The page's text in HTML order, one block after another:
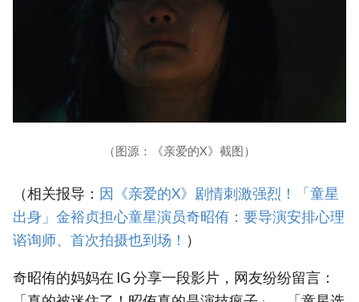
（图源：《亲爱的X》截图）
（相关报导： 因《亲爱的X》剧情刺激强烈！「童星
出身」金裕贞担心童星演员奇昭侑：要导演安排心理
谘询师、首次拍摄也到场！ ）
奇昭侑的妈妈在 IG 分享一段影片，网友纷纷留言：